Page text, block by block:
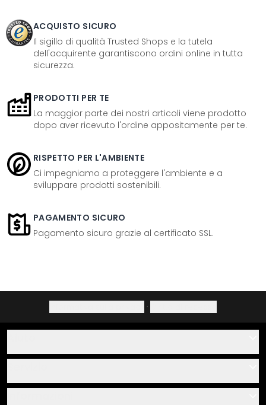
ACQUISTO SICURO
Il sigillo di qualità Trusted Shops e la tutela
dell'acquirente garantiscono ordini online in tutta
sicurezza.
PRODOTTI PER TE
La maggior parte dei nostri articoli viene prodotto
dopo aver ricevuto l'ordine appositamente per te.
RISPETTO PER L'AMBIENTE
Ci impegniamo a proteggere l'ambiente e a
sviluppare prodotti sostenibili.
PAGAMENTO SICURO
Pagamento sicuro grazie al certificato SSL.
·
Chi siamo